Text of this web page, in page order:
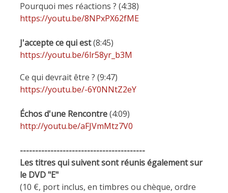
Pourquoi mes réactions ? (4:38)
https://youtu.be/8NPxPX62fME
J'accepte ce qui est(8:45)
https://youtu.be/6lr58yr_b3M
Ce qui devrait être ? (9:47)
https://youtu.be/-6Y0NNtZ2eY
Échos d'une Rencontre(4:09)
http://youtu.be/aFJVmMtz7V0
-----------------------------------------
Les titres qui suivent sont réunis également sur
le DVD "E"
(10 €, port inclus, en timbres ou chèque, ordre